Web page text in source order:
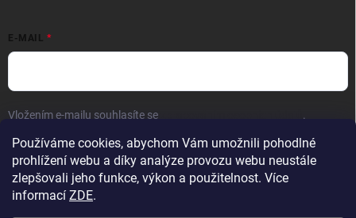
Používáme cookies, abychom Vám umožnili pohodlné
prohlížení webu a díky analýze provozu webu neustále
zlepšovali jeho funkce, výkon a použitelnost. Více
informací ZDE.
E-MAIL
Vložením e-mailu souhlasíte se .
Přihlásit se